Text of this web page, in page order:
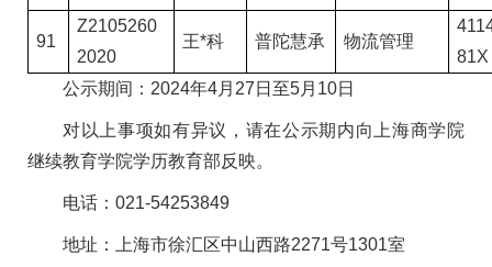
91
Z2105260
2020
王*科 普陀慧承 物流管理
81X
公示期间：2024年4月27日至5月10日
对以上事项如有异议，请在公示期内向上海商学院
继续教育学院学历教育部反映。
电话：021-54253849
地址：上海市徐汇区中山西路2271号1301室